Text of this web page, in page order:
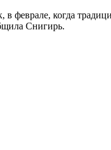
в феврале, когда
Снигирь.